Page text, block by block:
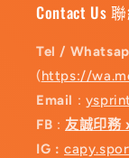
Contact Us
Tel /
(https://
Email :
FB :友誠印務
IG :